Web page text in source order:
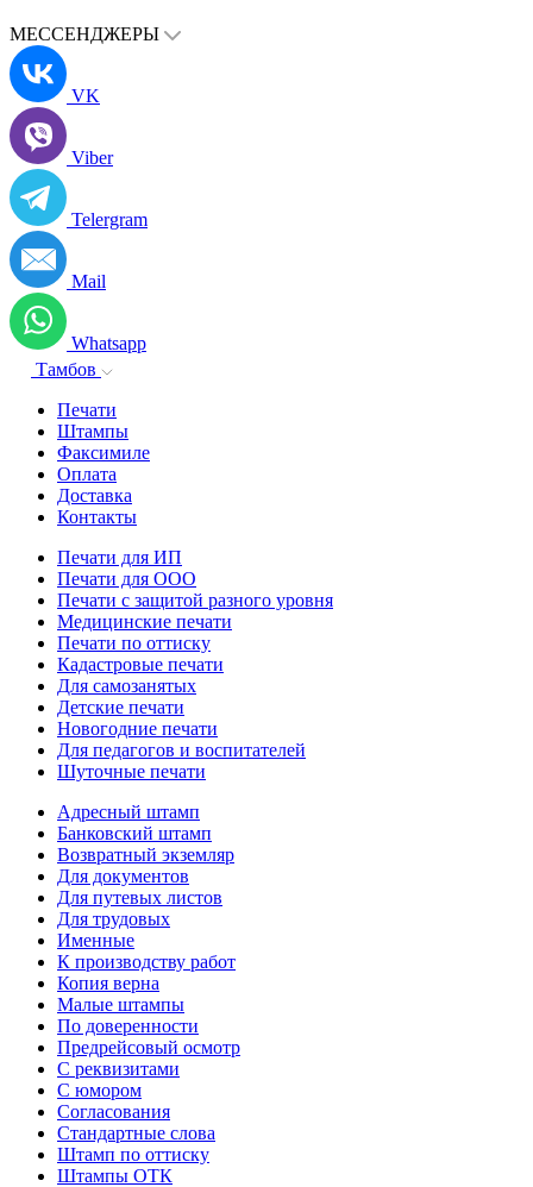
МЕССЕНДЖЕРЫ
VK
Viber
Telergram
Mail
Whatsapp
Тамбов
Печати
Штампы
Факсимиле
Оплата
Доставка
Контакты
Печати для ИП
Печати для ООО
Печати с защитой разного уровня
Медицинские печати
Печати по оттиску
Кадастровые печати
Для самозанятых
Детские печати
Новогодние печати
Для педагогов и воспитателей
Шуточные печати
Адресный штамп
Банковский штамп
Возвратный экземляр
Для документов
Для путевых листов
Для трудовых
Именные
К производству работ
Копия верна
Малые штампы
По доверенности
Предрейсовый осмотр
С реквизитами
С юмором
Согласования
Стандартные слова
Штамп по оттиску
Штампы ОТК